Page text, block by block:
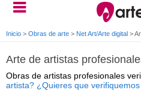
Inicio > Obras de arte > Net Art/Arte digital >
Arte de artistas
Obras de artistas profesionales
artista? ¿Quieres que